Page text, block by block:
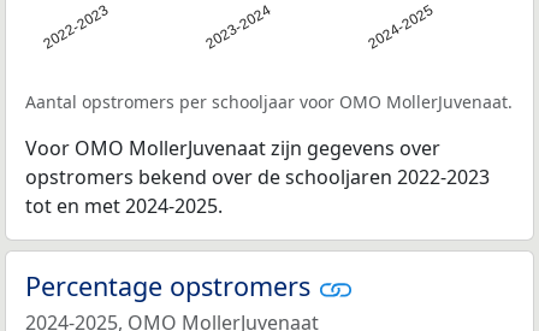
2022-2023 2023-2024 2024-2025
Aantal opstromers per schooljaar voor OMO MollerJuvenaat.
Voor OMO MollerJuvenaat zijn gegevens over
opstromers bekend over de schooljaren 2022-2023
tot en met 2024-2025.
Percentage opstromers
2024-2025, OMO MollerJuvenaat